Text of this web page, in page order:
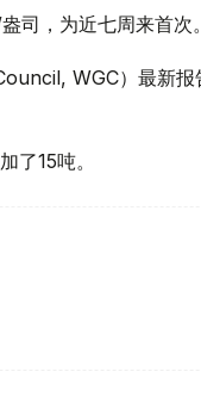
司，为近七周来首次。
WGC）最新
了15吨。